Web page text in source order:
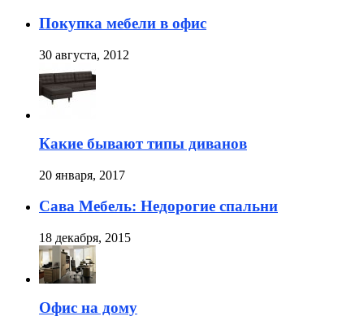
Покупка мебели в офис
30 августа, 2012
Какие бывают типы диванов
20 января, 2017
Сава Мебель: Недорогие спальни
18 декабря, 2015
Офис на дому